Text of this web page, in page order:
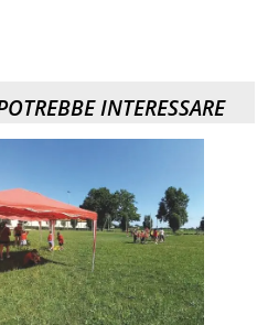
INTERESSARE